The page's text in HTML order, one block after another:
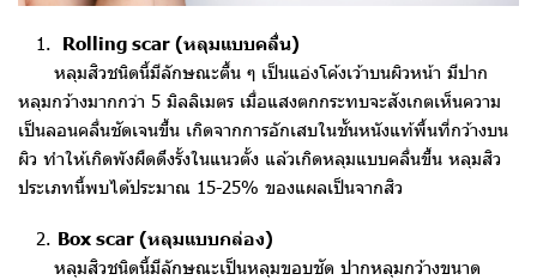
1. Rolling scar (หลุมแบบคลื่น)
หลุมสิวชนิดนี้มีลักษณะตื้น ๆ เป็นแอ่งโค้งเว้าบนผิวหน้า มีปาก
หลุมกว้างมากกว่า 5 มิลลิเมตร เมื่อแสงตกกระทบจะสังเกตเห็นความ
เป็นลอนคลื่นชัดเจนขึ้น เกิดจากการอักเสบในชั้นหนังแท้พื้นที่กว้างบน
ผิว ทำให้เกิดพังผืดดึงรั้งในแนวตั้ง แล้วเกิดหลุมแบบคลื่นขึ้น หลุมสิว
ประเภทนี้พบได้ประมาณ 15-25% ของแผลเป็นจากสิว
2. Box scar (หลุมแบบกล่อง)
หลุมสิวชนิดนี้มีลักษณะเป็นหลุมขอบชัด ปากหลุมกว้างขนาด